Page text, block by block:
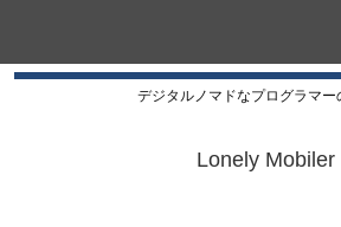
デジタルノマドなプログラマー
Lonely Mobiler